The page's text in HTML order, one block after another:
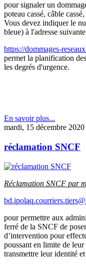
pour signaler un
poteau cassé, câble
Vous devez indiquer le
bleue) à l'adresse
https://dommages-
permet la planification
les degrés d'urgence.
En savoir plus...
mardi, 15 décembre
réclamation SNCF
Réclamation SNCF par
pour permettre aux
ferré de la SNCF de
d’intervention pour
poussant en limite de
transmettre leur identité